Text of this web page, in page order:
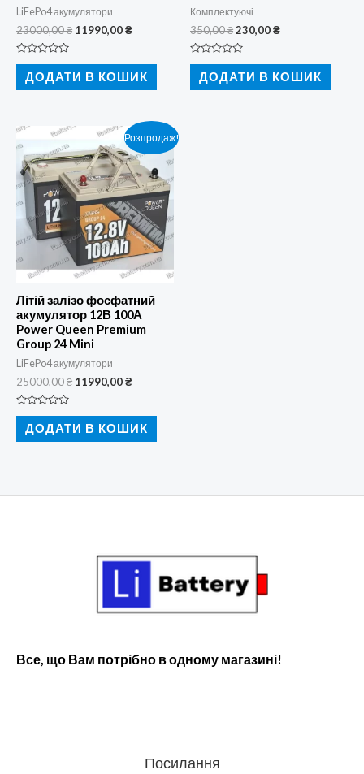
LiFePo4 акумулятори
23000,00₴ Оригінальна
11990,00₴Поточна
Оцінено
з
ДОДАТИ В КОШИК
Комплектуючі
350,00₴Оригінальна
ціна:
350,00 ₴.
230,00₴Поточна
Оцінено
з
ДОДАТИ В КОШИК
Розпродаж!
Літій залізо фосфатний
акумулятор 12В 100А
Power Queen Premium
Group 24 Mini
LiFePo4 акумулятори
25000,00₴ Оригінальна
11990,00₴Поточна
Оцінено
з
ДОДАТИ В КОШИК
Все, що Вам потрібно в одному магазині!
Посилання